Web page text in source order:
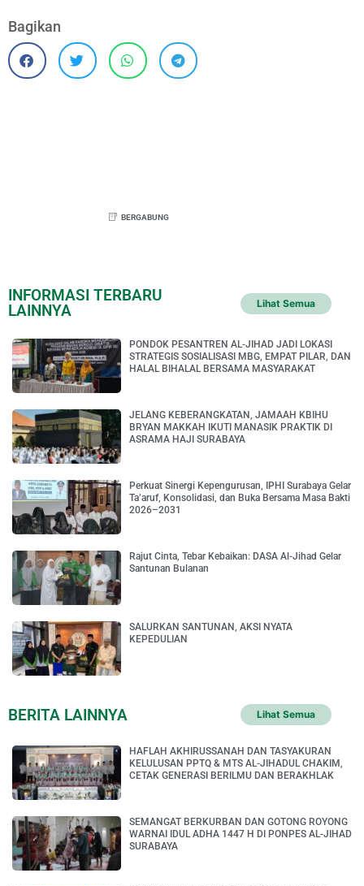
Bagikan
BERGABUNG
INFORMASI TERBARU
LAINNYA
Lihat Semua
PONDOK PESANTREN AL-JIHAD JADI LOKASI
STRATEGIS SOSIALISASI MBG, EMPAT PILAR, DAN
HALAL BIHALAL BERSAMA MASYARAKAT
JELANG KEBERANGKATAN, JAMAAH KBIHU
BRYAN MAKKAH IKUTI MANASIK PRAKTIK DI
ASRAMA HAJI SURABAYA
Perkuat Sinergi Kepengurusan, IPHI Surabaya Gelar
Ta’aruf, Konsolidasi, dan Buka Bersama Masa Bakti
2026–2031
Rajut Cinta, Tebar Kebaikan: DASA Al-Jihad Gelar
Santunan Bulanan
SALURKAN SANTUNAN, AKSI NYATA
KEPEDULIAN
BERITA LAINNYA Lihat Semua
HAFLAH AKHIRUSSANAH DAN TASYAKURAN
KELULUSAN PPTQ & MTS AL-JIHADUL CHAKIM,
CETAK GENERASI BERILMU DAN BERAKHLAK
SEMANGAT BERKURBAN DAN GOTONG ROYONG
WARNAI IDUL ADHA 1447 H DI PONPES AL-JIHAD
SURABAYA